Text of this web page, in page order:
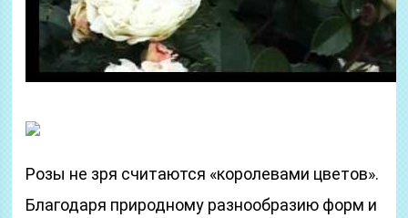
Розы не зря считаются «королевами цветов».
Благодаря природному разнообразию форм и